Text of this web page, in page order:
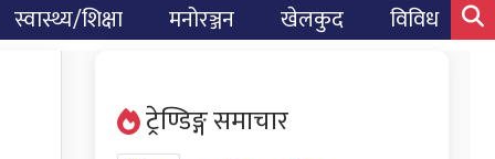
स्वास्थ्य/शिक्षा मनोरञ्जन खेलकुद विविध
ट्रेण्डिङ्ग समाचार